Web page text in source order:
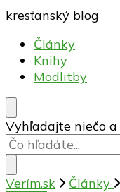
kresťanský blog
Články
Knihy
Modlitby
Hľadáte
niečo?
Vyhľadajte niečo
Verím.sk Články